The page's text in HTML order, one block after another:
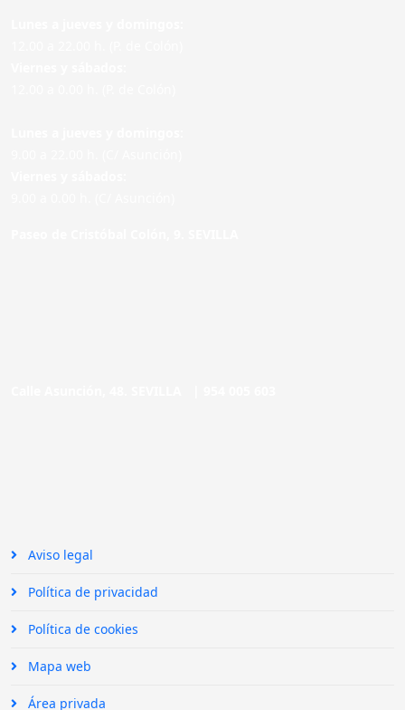
Aviso legal
Política de privacidad
Política de cookies
Mapa web
Área privada